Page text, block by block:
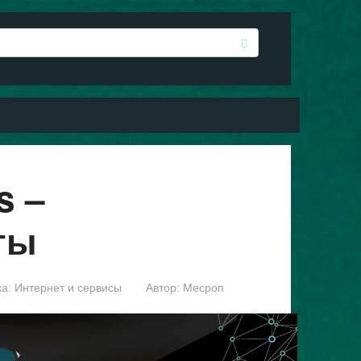
–
Интернет и сервисы Автор: Месроп